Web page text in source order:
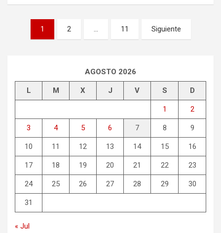
Paginación
1 2 … 11 Siguiente
AGOSTO 2026
L M X J V S D
1 2
3 4 5 6 7 8 9
10 11 12 13 14 15 16
17 18 19 20 21 22 23
24 25 26 27 28 29 30
31
« Jul